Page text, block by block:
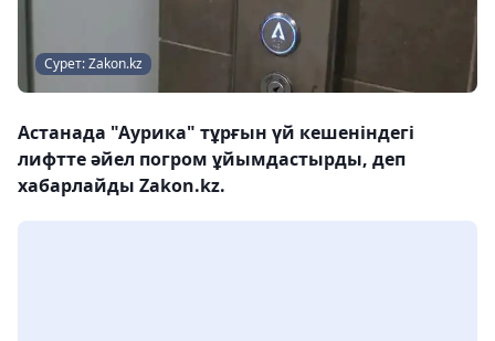
Сурет: Zakon.kz
Астанада "Аурика" тұрғын үй кешеніндегі
лифтте әйел погром ұйымдастырды, деп
хабарлайды Zakon.kz.